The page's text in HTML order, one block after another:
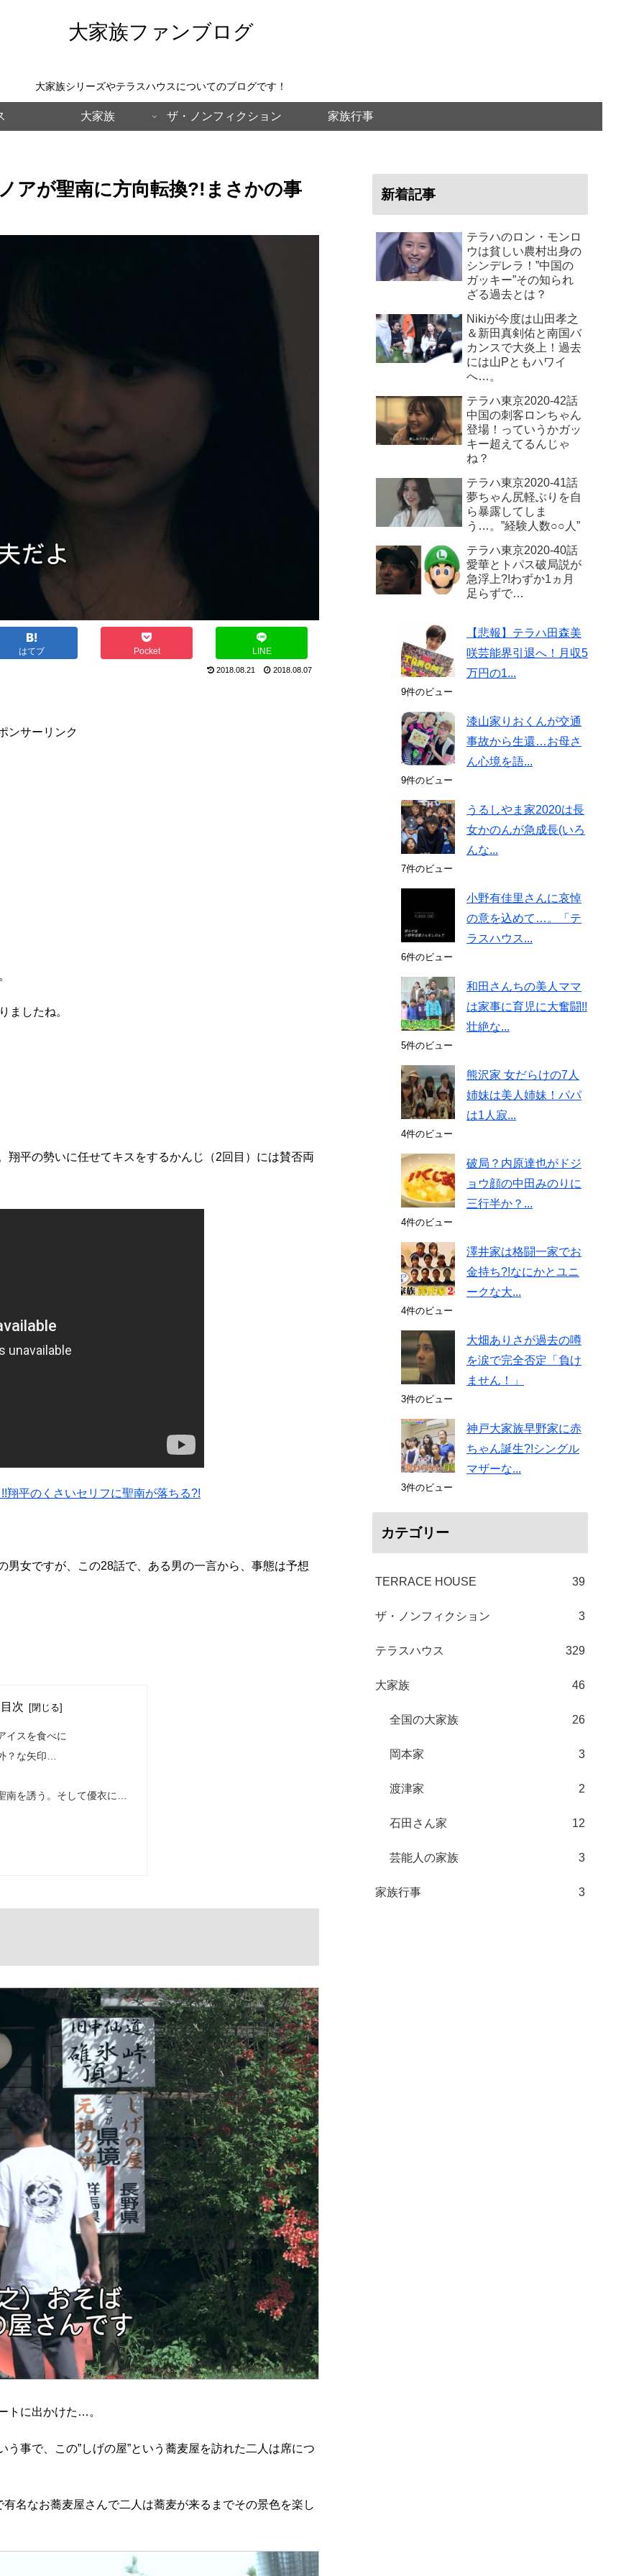
大家族ファンブログ
大家族シリーズやテラスハウスについてのブログです！
大家族 ザ・ノンフィクション 家族行事
アが聖南に方向転換?!まさかの事
はてブ Pocket LINE
2018.08.21 2018.08.07
ンサーリンク
ましたね。
平の勢いに任せてキスをするかんじ（2回目）には賛否両
翔平のくさいセリフに聖南が落ちる?!
男女ですが、この28話で、ある男の一言から、事態は予想
目次
イスを食べに
？な矢印…
南を誘う。そして優衣に…
トに出かけた…。
事で、この”しげの屋”という蕎麦屋を訪れた二人は席につ
名なお蕎麦屋さんで二人は蕎麦が来るまでその景色を楽し
新着記事
テラハのロン・モンロ
ウは貧しい農村出身の
シンデレラ！”中国の
ガッキー”その知られ
ざる過去とは？
Nikiが今度は山田孝之
＆新田真剣佑と南国バ
カンスで大炎上！過去
には山Pともハワイ
へ…。
テラハ東京2020‐42話
中国の刺客ロンちゃん
登場！っていうかガッ
キー超えてるんじゃ
ね？
テラハ東京2020-41話
夢ちゃん尻軽ぶりを自
ら暴露してしま
う…。”経験人数○○人”
テラハ東京2020‐40話
愛華とトパス破局説が
急浮上?!わずか1ヵ月
足らずで…
【悲報】テラハ田森美
咲芸能界引退へ！月収5
万円の1...
9件のビュー
漆山家りおくんが交通
事故から生還…お母さ
ん心境を語...
9件のビュー
うるしやま家2020は長
女かのんが急成長(いろ
んな...
7件のビュー
小野有佳里さんに哀悼
の意を込めて…。「テ
ラスハウス...
6件のビュー
和田さんちの美人ママ
は家事に育児に大奮闘!!
壮絶な...
5件のビュー
熊沢家 女だらけの7人
姉妹は美人姉妹！パパ
は1人寂...
4件のビュー
破局？内原達也がドジ
ョウ顔の中田みのりに
三行半か？...
4件のビュー
澤井家は格闘一家でお
金持ち?!なにかとユニ
ークな大...
4件のビュー
大畑ありさが過去の噂
を涙で完全否定「負け
ません！」
3件のビュー
神戸大家族早野家に赤
ちゃん誕生?!シングル
マザーな...
3件のビュー
カテゴリー
TERRACE HOUSE 39
ザ・ノンフィクション 3
テラスハウス 329
大家族 46
全国の大家族 26
岡本家 3
渡津家 2
石田さん家 12
芸能人の家族 3
家族行事 3